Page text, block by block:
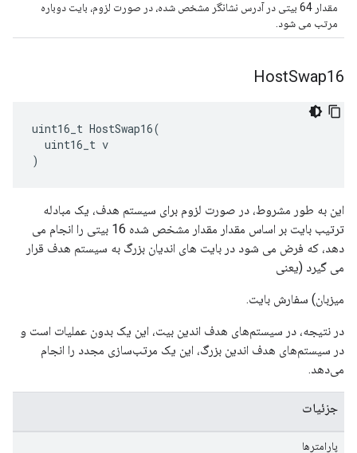
مقدار 64 بیتی در آدرس نشانگر مشخص شده، در صورت لزوم، بایت دوباره
مرتب می شود.
HostSwap16
uint16_t HostSwap16(
  uint16_t v
)
این به طور مشروط، در صورت لزوم برای سیستم هدف، یک مبادله
ترتیب بایت بر اساس مقدار مقدار مشخص شده 16 بیتی را انجام می
دهد، که فرض می شود در بایت های اندیان بزرگ به سیستم هدف قرار
می گیرد (یعنی
میزبان) سفارش بایت.
در نتیجه، در سیستم‌های هدف اندین بیت، این یک بدون عملیات است و
در سیستم‌های هدف اندین بزرگ، این یک مرتب‌سازی مجدد را انجام
می‌دهد.
جزئیات
پارامترها